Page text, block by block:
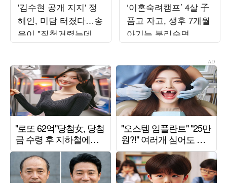
'김수현 공개 지지' 정
해인, 미담 터졌다…송
은이 "질척거렸는데 명
절마다 인사" ('옥문아')
‘이혼숙려캠프’ 4살 子
품고 자고, 생후 7개월
아기는 분리수면...이
호선 “둘째 싫은 이유